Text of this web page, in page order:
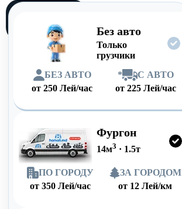
Без авто
Только
грузчики
БЕЗ АВТО
от250 Лей/час
*
С АВТО
от 225 Лей/час
Фургон
14м3 · 1.5т
ПО ГОРОДУ
от 350 Лей/час
ЗА ГОРОДОМ
от 12 Лей/км